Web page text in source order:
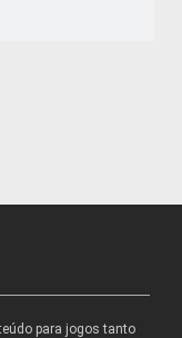
para jogos tanto